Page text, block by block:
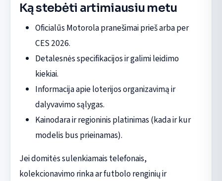
Ką stebėti artimiausiu metu
Oficialūs Motorola pranešimai prieš arba per
CES 2026.
Detalesnės specifikacijos ir galimi leidimo
kiekiai.
Informacija apie loterijos organizavimą ir
dalyvavimo sąlygas.
Kainodara ir regioninis platinimas (kada ir kur
modelis bus prieinamas).
Jei domitės sulenkiamais telefonais,
kolekcionavimo rinka ar futbolo renginių ir